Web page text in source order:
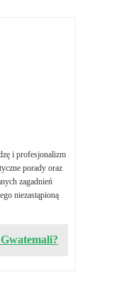
i profesjonalizm
porady oraz
zagadnień
niezastąpioną